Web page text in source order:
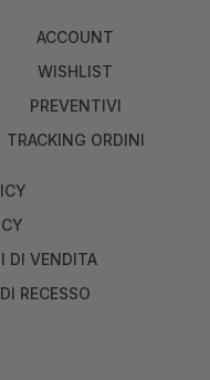
ACCOUNT
WISHLIST
PREVENTIVI
TRACKING ORDINI
DI VENDITA
RECESSO